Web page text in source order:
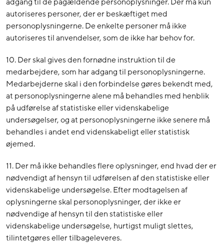
autoriseres personer, der er beskæftiget med
personoplysningerne. De enkelte personer må ikke
autoriseres til anvendelser, som de ikke har behov for.
10. Der skal gives den fornødne instruktion til de
medarbejdere, som har adgang til personoplysningerne.
Medarbejderne skal i den forbindelse gøres bekendt med,
at personoplysningerne alene må behandles med henblik
på udførelse af statistiske eller videnskabelige
undersøgelser, og at personoplysningerne ikke senere må
behandles i andet end videnskabeligt eller statistisk
øjemed.
11. Der må ikke behandles flere oplysninger, end hvad der er
nødvendigt af hensyn til udførelsen af den statistiske eller
videnskabelige undersøgelse. Efter modtagelsen af
oplysningerne skal personoplysninger, der ikke er
nødvendige af hensyn til den statistiske eller
videnskabelige undersøgelse, hurtigst muligt slettes,
tilintetgøres eller tilbageleveres.